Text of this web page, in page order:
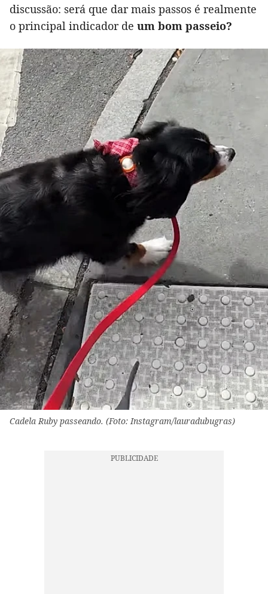
discussão: será que dar mais passos é realmente
o principal indicador de um bom passeio?
Cadela Ruby passeando. (Foto: Instagram/lauradubugras)